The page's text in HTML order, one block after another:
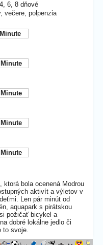
6, 8 dňové
večere, polpenzia
ktorá bola ocenená Modrou
aktivít a výletov v
Len pár minút od
aquapark s pirátskou
požičať bicykel a
dobré lokálne jedlo či
to svoje.